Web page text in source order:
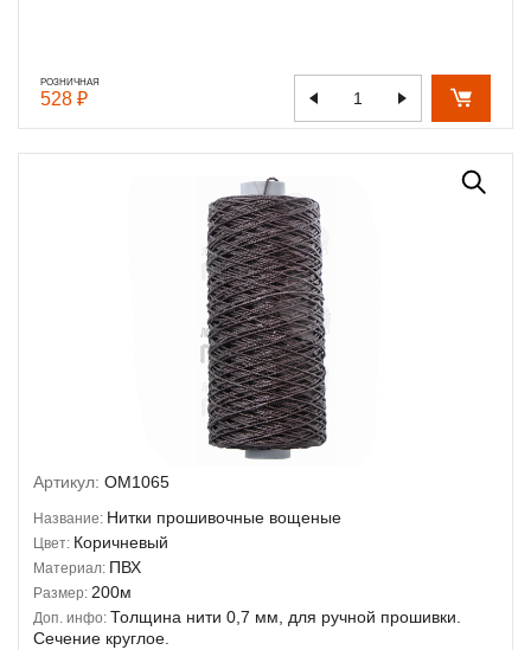
РОЗНИЧНАЯ
528 ₽
Артикул: OM1065
Название: Нитки прошивочные вощеные
Цвет: Коричневый
Материал: ПВХ
Размер: 200м
Доп. инфо: Толщина нити 0,7 мм, для ручной прошивки.
Сечение круглое.